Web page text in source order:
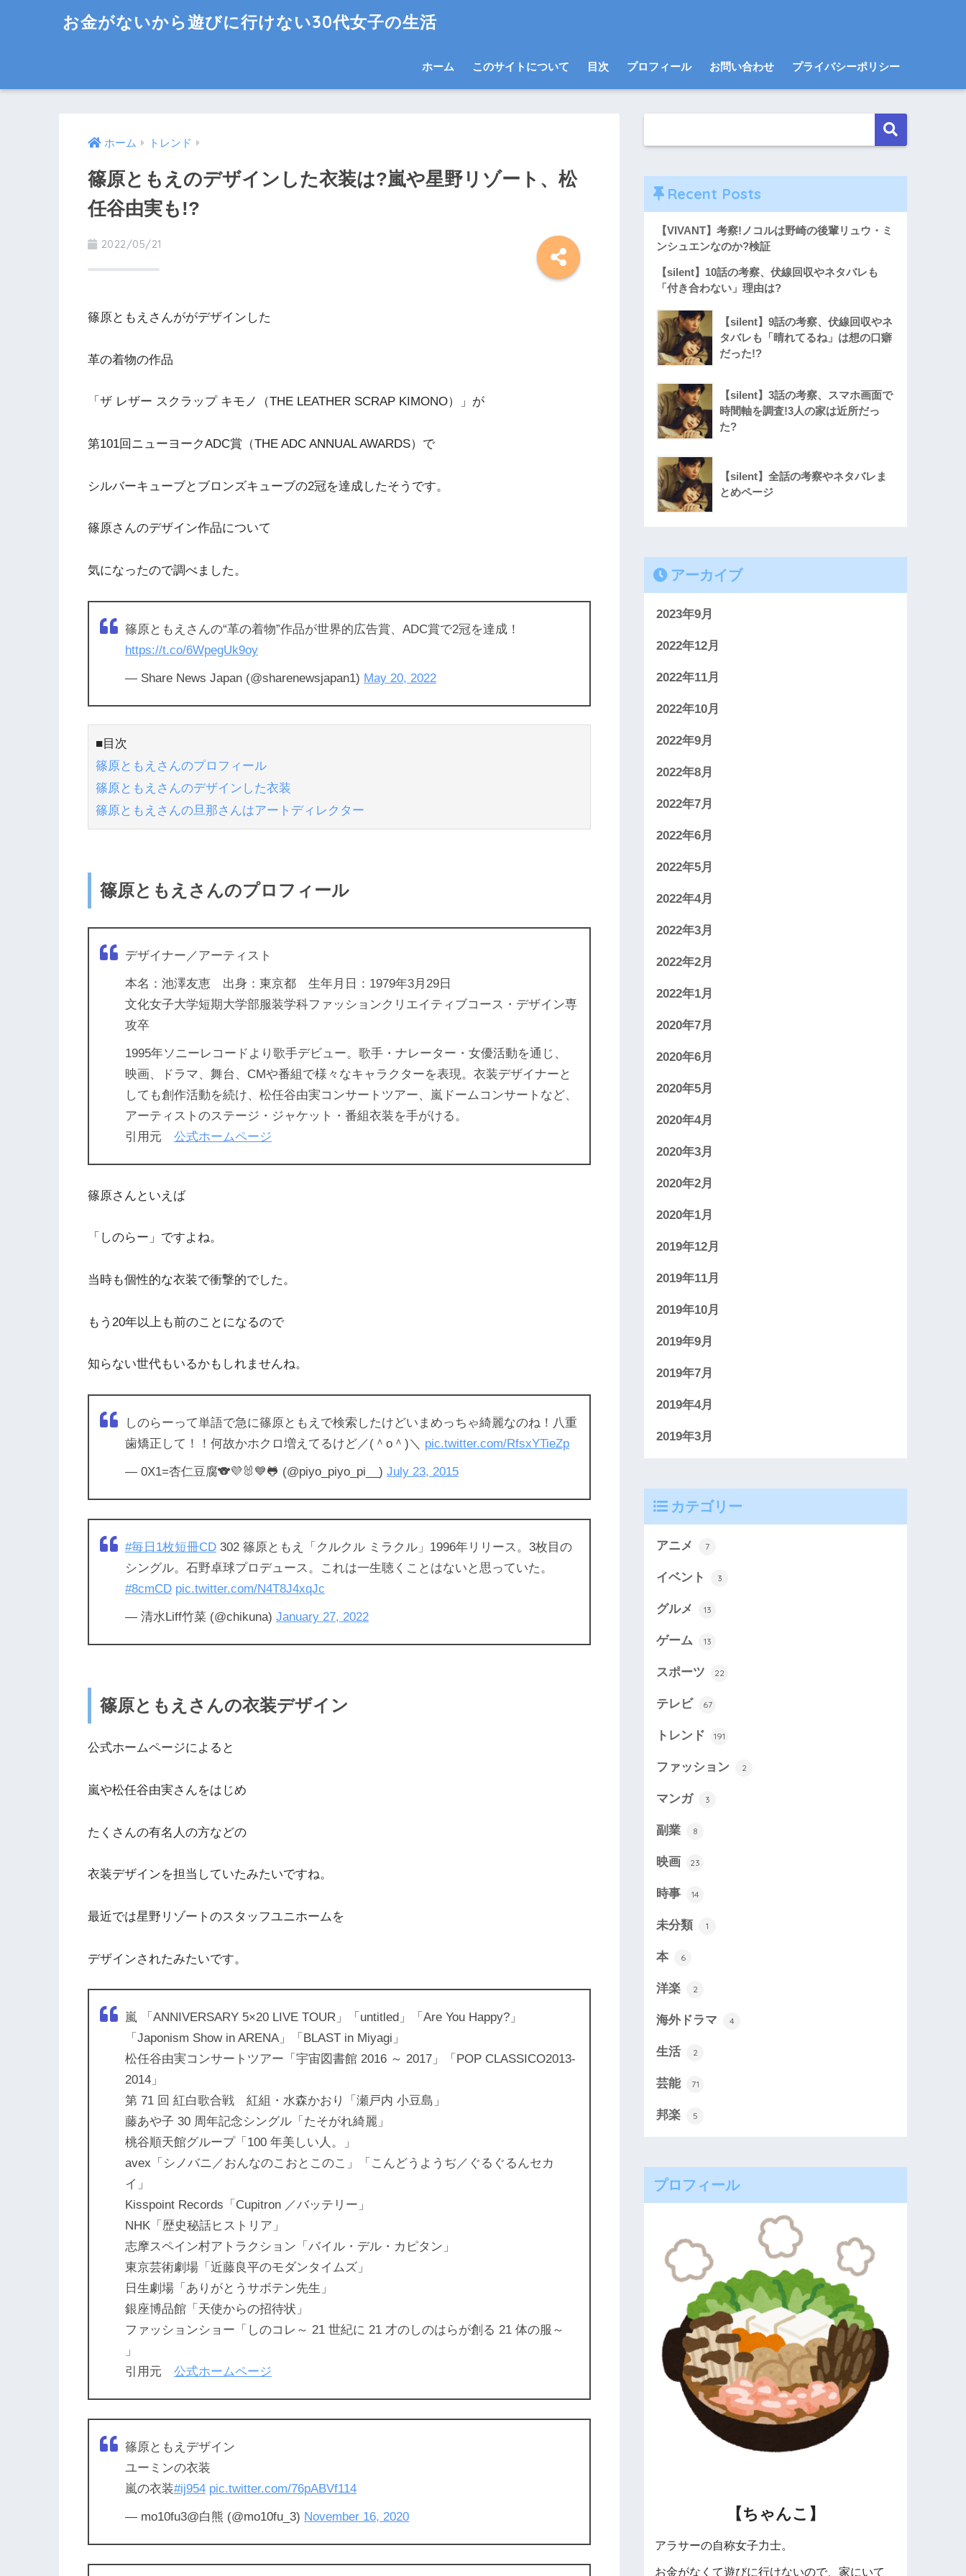
お金がないから遊びに行けない30代女子の生活
ホーム このサイトについて 目次 プロフィール お問い合わせ プライバシーポリシー
ホーム トレンド
篠原ともえのデザインした衣装は?嵐や星野リゾート、松
任谷由実も!?
2022/05/21
篠原ともえさんががデザインした
革の着物の作品
「ザ レザー スクラップ キモノ（THE LEATHER SCRAP KIMONO）」が
第101回ニューヨークADC賞（THE ADC ANNUAL AWARDS）で
シルバーキューブとブロンズキューブの2冠を達成したそうです。
篠原さんのデザイン作品について
気になったので調べました。
篠原ともえさんの“革の着物”作品が世界的広告賞、ADC賞で2冠を達成！
https://t.co/6WpegUk9oy
— Share News Japan (@sharenewsjapan1) May 20, 2022
■目次
篠原ともえさんのプロフィール
篠原ともえさんのデザインした衣装
篠原ともえさんの旦那さんはアートディレクター
篠原ともえさんのプロフィール
デザイナー／アーティスト
本名：池澤友恵 出身：東京都 生年月日：1979年3月29日
文化女子大学短期大学部服装学科ファッションクリエイティブコース・デザイン専
攻卒
1995年ソニーレコードより歌手デビュー。歌手・ナレーター・女優活動を通じ、
映画、ドラマ、舞台、CMや番組で様々なキャラクターを表現。衣装デザイナーと
しても創作活動を続け、松任谷由実コンサートツアー、嵐ドームコンサートなど、
アーティストのステージ・ジャケット・番組衣装を手がける。
引用元 公式ホームページ
篠原さんといえば
「しのらー」ですよね。
当時も個性的な衣装で衝撃的でした。
もう20年以上も前のことになるので
知らない世代もいるかもしれませんね。
しのらーって単語で急に篠原ともえで検索したけどいまめっちゃ綺麗なのね！八重
歯矯正して！！何故かホクロ増えてるけど／(＾o＾)＼ pic.twitter.com/RfsxYTieZp
— 0X1=杏仁豆腐🐨💜🐰💙🐸 (@piyo_piyo_pi__) July 23, 2015
#毎日1枚短冊CD 302 篠原ともえ「クルクル ミラクル」1996年リリース。3枚目の
シングル。石野卓球プロデュース。これは一生聴くことはないと思っていた。
#8cmCD pic.twitter.com/N4T8J4xqJc
— 清水Liff竹菜 (@chikuna) January 27, 2022
篠原ともえさんの衣装デザイン
公式ホームページによると
嵐や松任谷由実さんをはじめ
たくさんの有名人の方などの
衣装デザインを担当していたみたいですね。
最近では星野リゾートのスタッフユニホームを
デザインされたみたいです。
嵐 「ANNIVERSARY 5×20 LIVE TOUR」「untitled」「Are You Happy?」
「Japonism Show in ARENA」「BLAST in Miyagi」
松任谷由実コンサートツアー「宇宙図書館 2016 ～ 2017」「POP CLASSICO2013-
2014」
第 71 回 紅白歌合戦 紅組・水森かおり「瀬戸内 小豆島」
藤あや子 30 周年記念シングル「たそがれ綺麗」
桃谷順天館グループ「100 年美しい人。」
avex「シノバニ／おんなのこおとこのこ」「こんどうようぢ／ぐるぐるんセカ
イ」
Kisspoint Records「Cupitron ／バッテリー」
NHK「歴史秘話ヒストリア」
志摩スペイン村アトラクション「バイル・デル・カピタン」
東京芸術劇場「近藤良平のモダンタイムズ」
日生劇場「ありがとうサボテン先生」
銀座博品館「天使からの招待状」
ファッションショー「しのコレ～ 21 世紀に 21 才のしのはらが創る 21 体の服～
」
引用元 公式ホームページ
篠原ともえデザイン
ユーミンの衣装
嵐の衣装#ij954 pic.twitter.com/76pABVf114
— mo10fu3@白熊 (@mo10fu_3) November 16, 2020
Recent Posts
【VIVANT】考察!ノコルは野崎の後輩リュウ・ミ
ンシュエンなのか?検証
【silent】10話の考察、伏線回収やネタバレも
「付き合わない」理由は?
【silent】9話の考察、伏線回収やネ
タバレも「晴れてるね」は想の口癖
だった!?
【silent】3話の考察、スマホ画面で
時間軸を調査!3人の家は近所だっ
た?
【silent】全話の考察やネタバレま
とめページ
アーカイブ
2023年9月
2022年12月
2022年11月
2022年10月
2022年9月
2022年8月
2022年7月
2022年6月
2022年5月
2022年4月
2022年3月
2022年2月
2022年1月
2020年7月
2020年6月
2020年5月
2020年4月
2020年3月
2020年2月
2020年1月
2019年12月
2019年11月
2019年10月
2019年9月
2019年7月
2019年4月
2019年3月
カテゴリー
アニメ 7
イベント 3
グルメ 13
ゲーム 13
スポーツ 22
テレビ 67
トレンド 191
ファッション 2
マンガ 3
副業 8
映画 23
時事 14
未分類 1
本 6
洋楽 2
海外ドラマ 4
生活 2
芸能 71
邦楽 5
プロフィール
【ちゃんこ】
アラサーの自称女子力士。
お金がなくて遊びに行けないので、家にいて